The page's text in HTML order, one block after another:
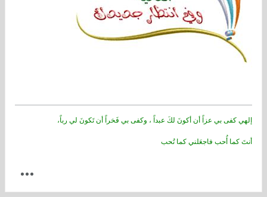
إلهي كفى بي عزاً أن أكونَ لكَ عبداً ، وكفى بي فَخراً أن تَكونَ لي رباً،
أنتَ كما أُحب فاجعَلني كما تُحب